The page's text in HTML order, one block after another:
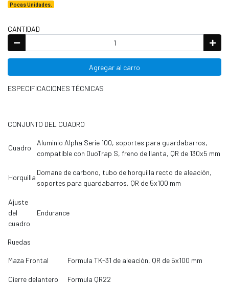
Pocas Unidades.
CANTIDAD
Agregar al carro
ESPECIFICACIONES TÉCNICAS
CONJUNTO DEL CUADRO
Cuadro
Aluminio Alpha Serie 100, soportes para guardabarros,
compatible con DuoTrap S, freno de llanta, QR de 130x5 mm
Horquilla
Domane de carbono, tubo de horquilla recto de aleación,
soportes para guardabarros, QR de 5x100 mm
Ajuste
del
cuadro
Endurance
Ruedas
Maza Frontal Formula TK-31 de aleación, QR de 5x100 mm
Cierre delantero Formula QR22